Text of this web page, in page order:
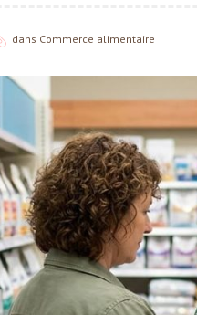
dans Commerce alimentaire